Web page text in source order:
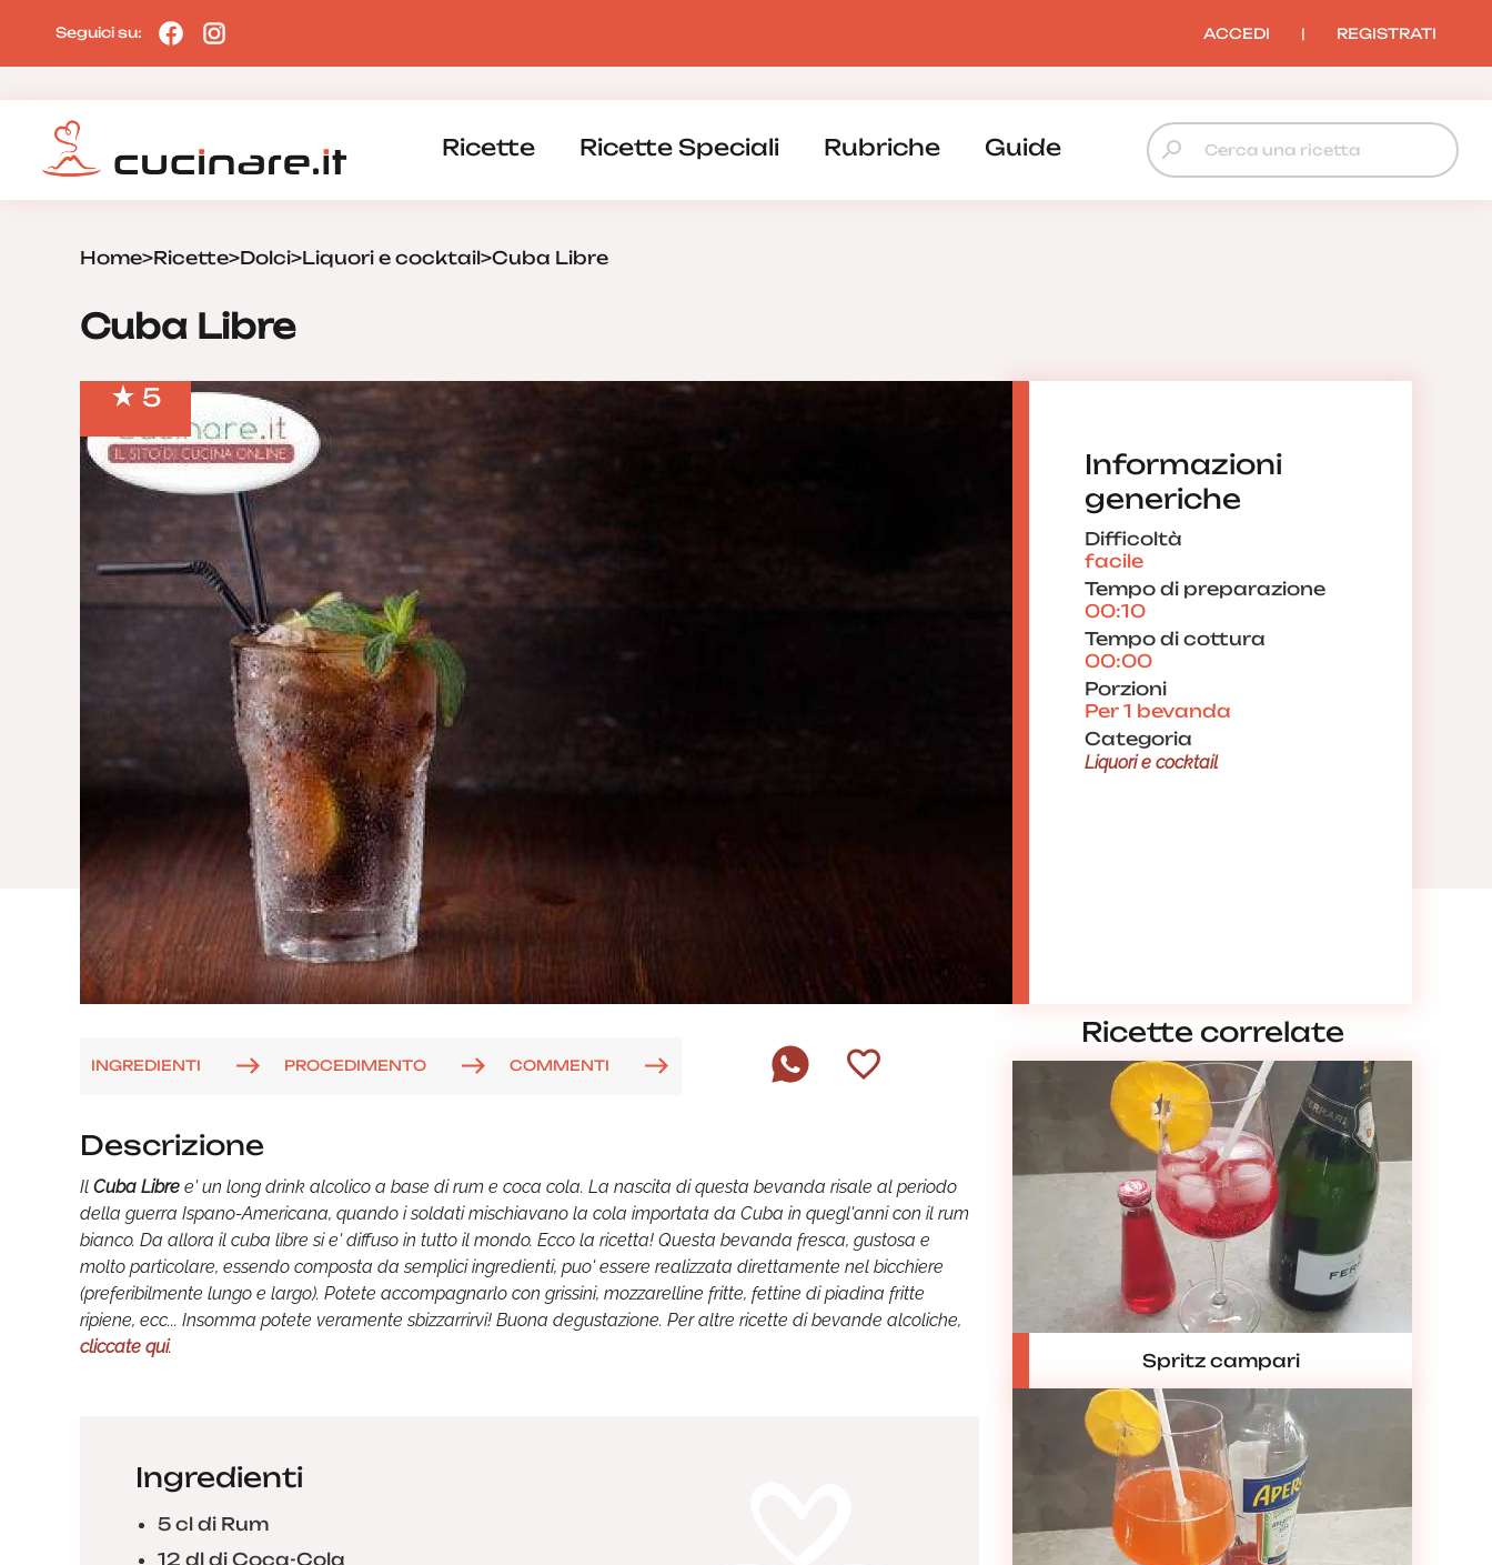
Seguici su: ACCEDI | REGISTRATI
Ricette Ricette Speciali Rubriche Guide
Home>Ricette>Dolci>Liquori e cocktail>Cuba Libre
Cuba Libre
5
Informazioni
generiche
Difficoltà
facile
Tempo di preparazione
00:10
Tempo di cottura
00:00
Porzioni
Per 1 bevanda
Categoria
Liquori e cocktail
INGREDIENTI PROCEDIMENTO COMMENTI
Descrizione
Il Cuba Libre e' un long drink alcolico a base di rum e coca cola. La nascita di questa bevanda risale al periodo
della guerra Ispano-Americana, quando i soldati mischiavano la cola importata da Cuba in quegl'anni con il rum
bianco. Da allora il cuba libre si e' diffuso in tutto il mondo. Ecco la ricetta! Questa bevanda fresca, gustosa e
molto particolare, essendo composta da semplici ingredienti, puo' essere realizzata direttamente nel bicchiere
(preferibilmente lungo e largo). Potete accompagnarlo con grissini, mozzarelline fritte, fettine di piadina fritte
ripiene, ecc... Insomma potete veramente sbizzarrirvi! Buona degustazione. Per altre ricette di bevande alcoliche,
cliccate qui.
Ingredienti
5 cl di Rum
12 dl di Coca-Cola
Ricette correlate
Spritz campari